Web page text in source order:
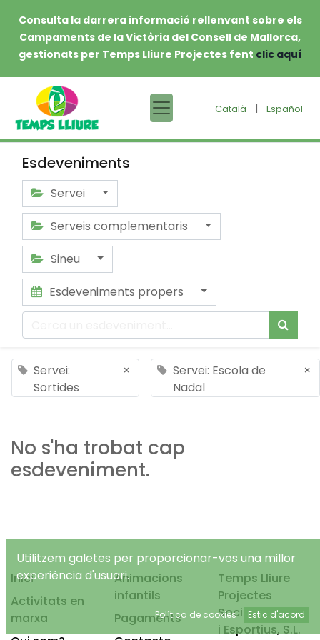
Consulta la darrera informació rellenvant sobre els
Campaments de la Victòria del Consell de Mallorca,
gestionats per Temps Lliure Projectes fent clic aquí
Català | Español
Esdeveniments
Servei
Serveis complementaris
Sineu
Esdeveniments propers
Servei:
Sortides
×
Servei: Escola de
Nadal
×
No s'ha trobat cap
esdeveniment.
Inici
Activitats en
marxa
Animacions
infantils
Pagaments
Temps Lliure
Projectes
Socioeducatius
i Esportius, S.L.
Utilitzem galetes per proporcionar-vos una millor
experiència d'usuari.
Política de cookies Estic d'acord